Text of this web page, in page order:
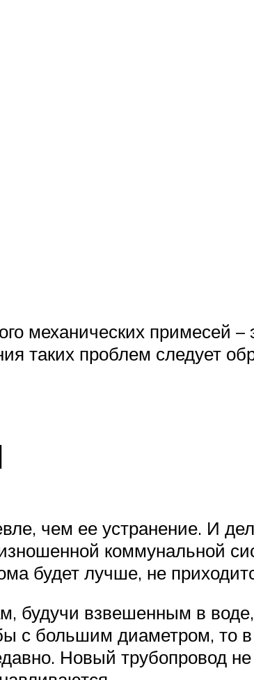
механических примесей –
таких проблем следует
чем ее устранение. И
коммунальной
будет лучше, не
будучи взвешенным в
с большим диаметром, то в
Новый трубопровод